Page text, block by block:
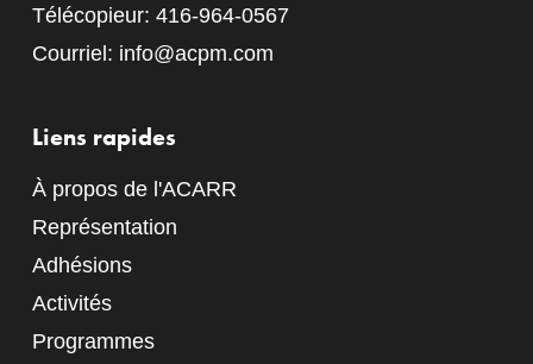
Télécopieur: 416-964-0567
Courriel: info@acpm.com
Liens rapides
À propos de l'ACARR
Représentation
Adhésions
Activités
Programmes